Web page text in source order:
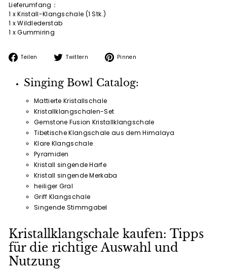
Lieferumfang：
1 x Kristall-Klangschale (1 Stk.)
1 x Wildlederstab
1 x Gummiring
Teilen
Auf
Twittern
Auf
Pinnen
Singing Bowl Catalog:
Mattierte Kristallschale
Kristallklangschalen-Set
Gemstone Fusion Kristallklangschale
Tibetische Klangschale aus dem Himalaya
Klare Klangschale
Pyramiden
Kristall singende Harfe
Kristall singende Merkaba
heiliger Gral
Griff Klangschale
Singende Stimmgabel
Kristallklangschale kaufen: Tipps
für die richtige Auswahl und
Nutzung